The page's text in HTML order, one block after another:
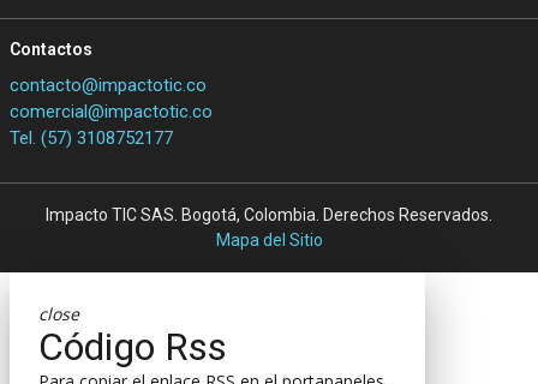
Contactos
contacto@impactotic.co
comercial@impactotic.co
Tel. (57) 3108752177
Impacto TIC SAS. Bogotá, Colombia. Derechos Reservados.
Mapa del Sitio
close
Código Rss